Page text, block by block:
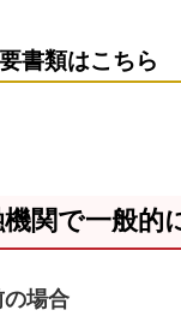
書類はこちら
関で一般的
場合